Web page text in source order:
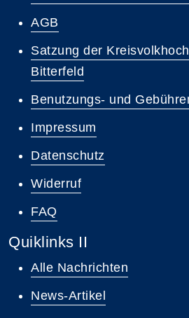
AGB
Satzung der
Bitterfeld
Benutzungs- und
Impressum
Datenschutz
Widerruf
FAQ
Quiklinks II
Alle Nachrichten
News-Artikel